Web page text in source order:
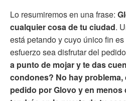
Lo resumiremos en una frase:
cualquier cosa de tu ciudad.
está petando y cuyo único fin
esfuerzo sea disfrutar del
a punto de mojar y te das
condones? No hay problema,
pedido por Glovo y en menos